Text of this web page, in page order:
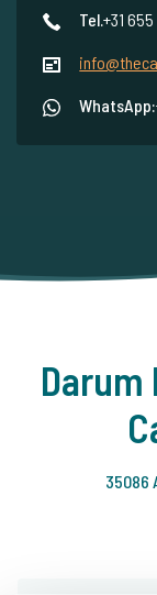
Tel.+31 655
WhatsApp:
Darum
35086